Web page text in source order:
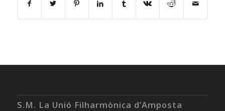
S.M. La Unió Filharmònica d’Amposta